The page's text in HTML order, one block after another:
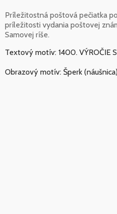
Príležitostná poštová pečiatka
príležitosti vydania poštovej
Samovej ríše.
Textový motív: 1400. VÝROČIE
Obrazový motív: Šperk